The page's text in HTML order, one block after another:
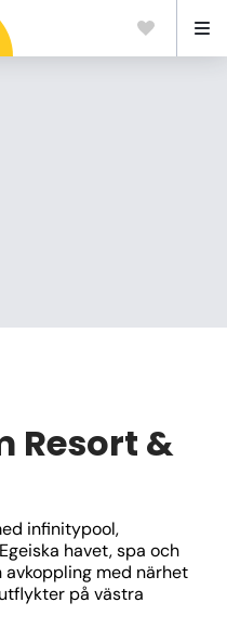
Resort &
infinitypool,
havet, spa och
avkoppling med närhet
på västra